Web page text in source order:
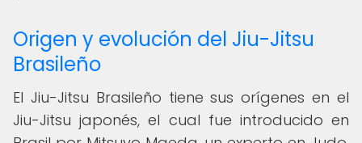
Origen y evolución del Jiu-Jitsu
Brasileño
El Jiu-Jitsu Brasileño tiene sus orígenes en el
Jiu-Jitsu japonés, el cual fue introducido en